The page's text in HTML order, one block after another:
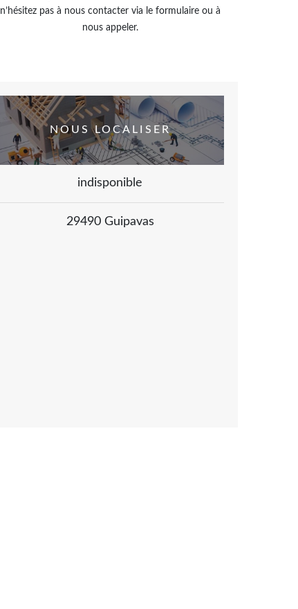
n’hésitez pas à nous contacter via le formulaire ou à
nous appeler.
NOUS LOCALISER
indisponible
29490 Guipavas